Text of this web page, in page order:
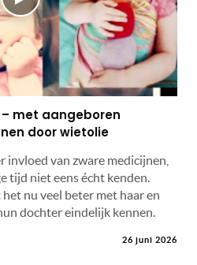
met aangeboren
door wietolie
invloed van zware medicijnen,
tijd niet eens écht kenden.
nu veel beter met haar en
dochter eindelijk kennen.
26 juni 2026